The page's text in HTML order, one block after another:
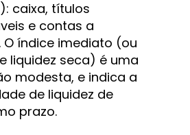
caixa, títulos
e contas a
O índice imediato (ou
liquidez seca) é uma
modesta, e indica a
de liquidez de
prazo.